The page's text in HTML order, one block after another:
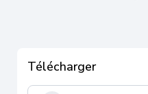
Télécharger